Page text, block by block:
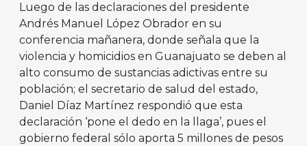
Luego de las declaraciones del presidente
Andrés Manuel López Obrador en su
conferencia mañanera, donde señala que la
violencia y homicidios en Guanajuato se deben al
alto consumo de sustancias adictivas entre su
población; el secretario de salud del estado,
Daniel Díaz Martínez respondió que esta
declaración ‘pone el dedo en la llaga’, pues el
gobierno federal sólo aporta 5 millones de pesos